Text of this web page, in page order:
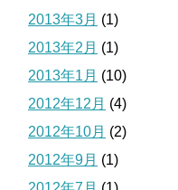
2013年3月 (1)
2013年2月 (1)
2013年1月 (10)
2012年12月 (4)
2012年10月 (2)
2012年9月 (1)